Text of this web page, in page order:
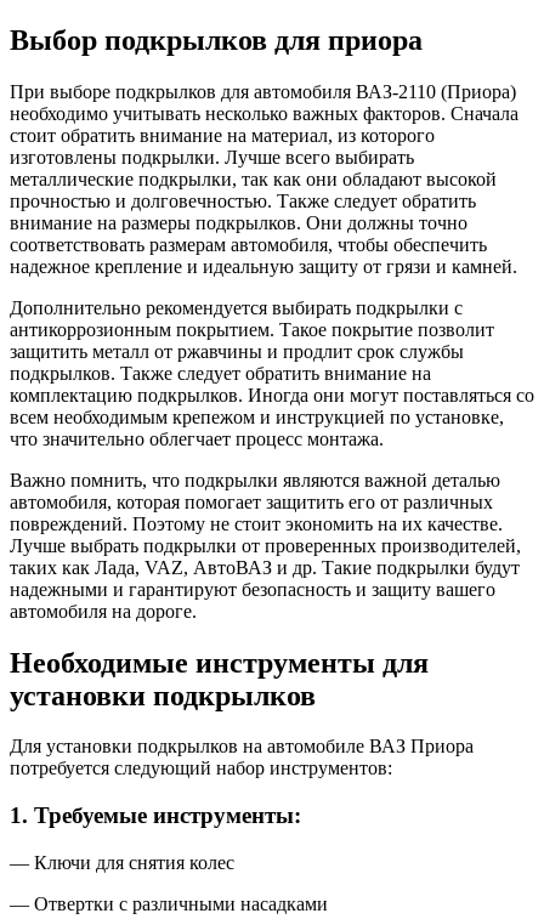
Выбор подкрылков для приора
При выборе подкрылков для автомобиля ВАЗ-2110 (Приора)
необходимо учитывать несколько важных факторов. Сначала
стоит обратить внимание на материал, из которого
изготовлены подкрылки. Лучше всего выбирать
металлические подкрылки, так как они обладают высокой
прочностью и долговечностью. Также следует обратить
внимание на размеры подкрылков. Они должны точно
соответствовать размерам автомобиля, чтобы обеспечить
надежное крепление и идеальную защиту от грязи и камней.
Дополнительно рекомендуется выбирать подкрылки с
антикоррозионным покрытием. Такое покрытие позволит
защитить металл от ржавчины и продлит срок службы
подкрылков. Также следует обратить внимание на
комплектацию подкрылков. Иногда они могут поставляться со
всем необходимым крепежом и инструкцией по установке,
что значительно облегчает процесс монтажа.
Важно помнить, что подкрылки являются важной деталью
автомобиля, которая помогает защитить его от различных
повреждений. Поэтому не стоит экономить на их качестве.
Лучше выбрать подкрылки от проверенных производителей,
таких как Лада, VAZ, АвтоВАЗ и др. Такие подкрылки будут
надежными и гарантируют безопасность и защиту вашего
автомобиля на дороге.
Необходимые инструменты для
установки подкрылков
Для установки подкрылков на автомобиле ВАЗ Приора
потребуется следующий набор инструментов:
1. Требуемые инструменты:
— Ключи для снятия колес
— Отвертки с различными насадками